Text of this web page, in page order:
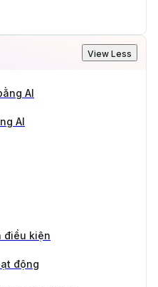
View Less
AI
AI
điều kiện
động